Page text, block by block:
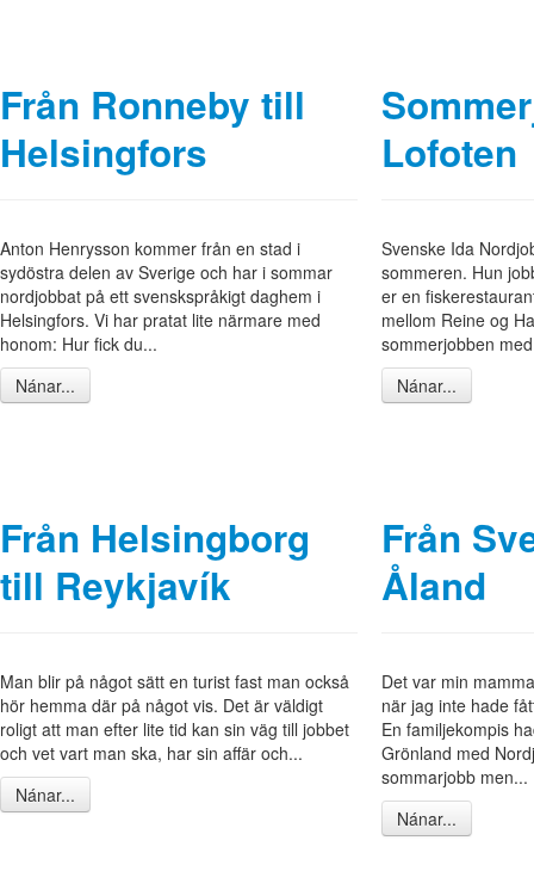
Från Ronneby till
Helsingfors
Anton Henrysson kommer från en stad i
sydöstra delen av Sverige och har i sommar
nordjobbat på ett svenskspråkigt daghem i
Helsingfors. Vi har pratat lite närmare med
honom: Hur fick du...
Nánar...
Lofoten
Svenske Ida
sommeren. Hun
er en
mellom Reine og
sommerjobben
Nánar...
Från Helsingborg
till Reykjavík
Man blir på något sätt en turist fast man också
hör hemma där på något vis. Det är väldigt
roligt att man efter lite tid kan sin väg till jobbet
och vet vart man ska, har sin affär och...
Nánar...
Från
Åland
Det var min
när jag inte hade
En familjekompis
Grönland med
sommarjobb men...
Nánar...